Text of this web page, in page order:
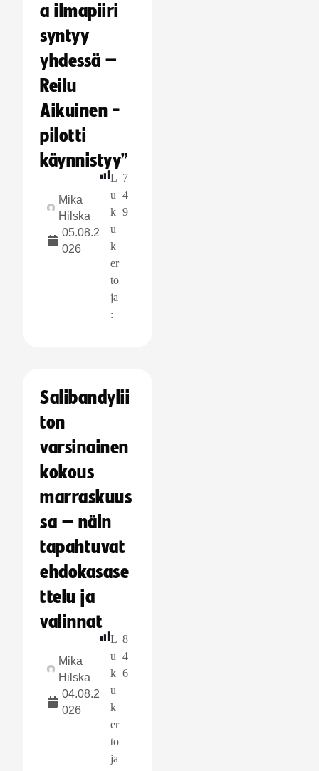
a ilmapiiri
syntyy
yhdessä –
Reilu
Aikuinen -
pilotti
käynnistyy”
Mika
Hilska
05.08.2
026
L
u
k
u
k
er
to
ja
:
7
4
9
Salibandylii
ton
varsinainen
kokous
marraskuus
sa – näin
tapahtuvat
ehdokasase
ttelu ja
valinnat
Mika
Hilska
04.08.2
026
L
u
k
u
k
er
to
ja
8
4
6